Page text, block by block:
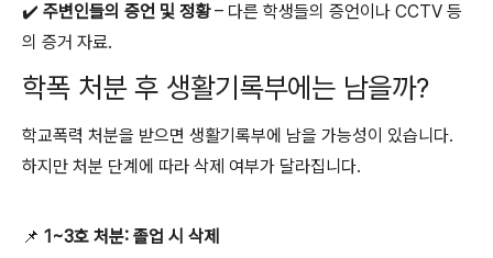
✔️ 주변인들의 증언 및 정황– 다른 학생들의 증언이나 CCTV 등
의 증거 자료.
학폭 처분 후 생활기록부에는 남을까?
학교폭력 처분을 받으면 생활기록부에 남을 가능성이 있습니다.
하지만 처분 단계에 따라 삭제 여부가 달라집니다.
📌 1~3호 처분: 졸업 시 삭제